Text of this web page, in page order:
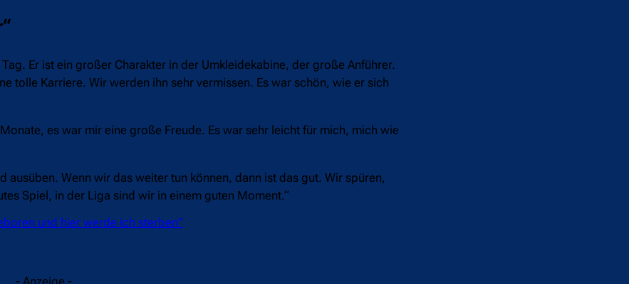
Er ist ein großer Charakter in der Umkleidekabine, der große Anführer.
tolle Karriere. Wir werden ihn sehr vermissen. Es war schön, wie er sich
es war mir eine große Freude. Es war sehr leicht für mich, mich wie
ausüben. Wenn wir das weiter tun können, dann ist das gut. Wir spüren,
Spiel, in der Liga sind wir in einem guten Moment.“
und hier werde ich sterben”
- Anzeige -